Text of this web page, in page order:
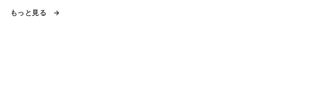
もっと見る